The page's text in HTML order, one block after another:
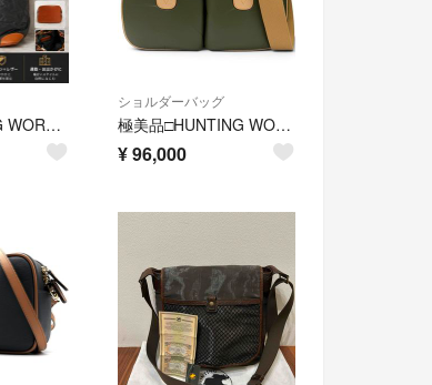
4326 HUNTING WORLD ハンティングワールド 巾着 ショルダーバッグ 黒 ナイロン×レザー 象ロゴ ヴィンテージ
ショルダーバッグ
極美品□HUNTING WORLD ハンティングワールド バチューオリジンネオ オリジナルサファリエクスプローラ ショルダーバッグ 定価242000円 定価242,000円
¥96,000